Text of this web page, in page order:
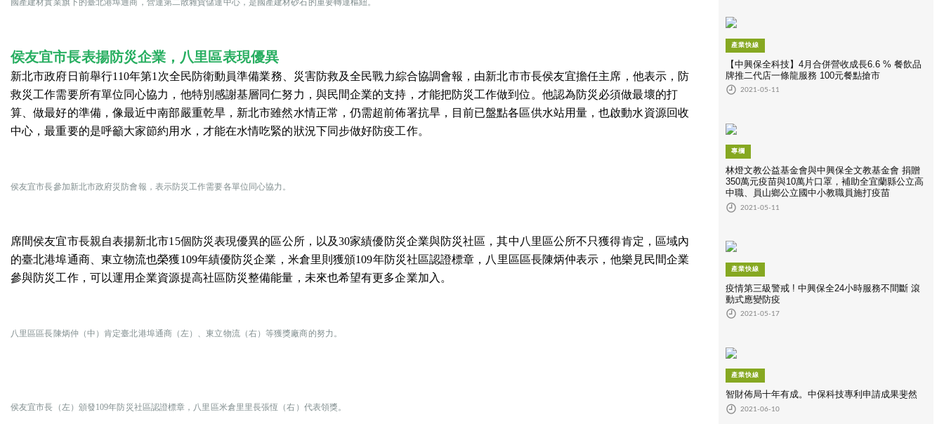
國產建材實業旗下的臺北港埠通商，營運第二散雜貨儲運中心，是國產建材砂石的重要轉運樞紐。
侯友宜市長表揚防災企業 ， 八里區表現優異
新北市政府日前舉行110年第1次全民防衛動員準備業務、災害防救及全民戰力綜合協調會報，由新北市市長侯友宜擔任主席，他表示，防
救災工作需要所有單位同心協力，他特別感謝基層同仁努力，與民間企業的支持，才能把防災工作做到位。他認為防災必須做最壞的打
算、做最好的準備，像最近中南部嚴重乾旱，新北市雖然水情正常，仍需超前佈署抗旱，目前已盤點各區供水站用量，也啟動水資源回收
中心，最重要的是呼籲大家節約用水，才能在水情吃緊的狀況下同步做好防疫工作。
侯友宜市長參加新北市政府災防會報，表示防災工作需要各單位同心協力。
席間侯友宜市長親自表揚新北市15個防災表現優異的區公所，以及30家績優防災企業與防災社區，其中八里區公所不只獲得肯定，區域內
的臺北港埠通商、東立物流也榮獲109年績優防災企業，米倉里則獲頒109年防災社區認證標章，八里區區長陳炳仲表示，他樂見民間企業
參與防災工作，可以運用企業資源提高社區防災整備能量，未來也希望有更多企業加入。
八里區區長陳炳仲（中）肯定臺北港埠通商（左）、東立物流（右）等獲獎廠商的努力。
侯友宜市長（左）頒發109年防災社區認證標章，八里區米倉里里長張恆（右）代表領獎。
產業快線
【中興保全科技】4月合併營收成長6.6 % 餐飲品
牌推二代店一條龍服務 100元餐點搶市
2021-05-11
專欄
林燈文教公益基金會與中興保全文教基金會 捐贈
350萬元疫苗與10萬片口罩，補助全宜蘭縣公立高
中職、員山鄉公立國中小教職員施打疫苗
2021-05-11
產業快線
疫情第三級警戒 ! 中興保全24小時服務不間斷 滾
動式應變防疫
2021-05-17
產業快線
智財佈局十年有成。中保科技專利申請成果斐然
2021-06-10